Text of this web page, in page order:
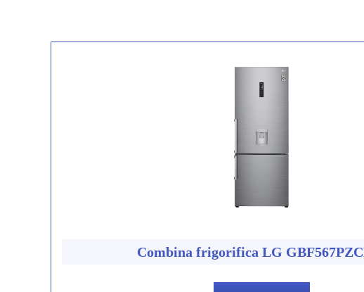
Combina frigorifica LG